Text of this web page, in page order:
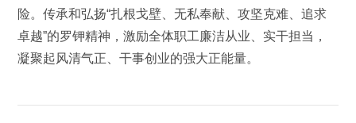
险。传承和弘扬“扎根戈壁、无私奉献、攻坚克难、追求
卓越”的罗钾精神，激励全体职工廉洁从业、实干担当，
凝聚起风清气正、干事创业的强大正能量。